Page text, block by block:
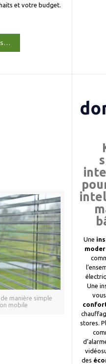
et votre budget.
manière simple
mobile
Une
Une
stores.
des